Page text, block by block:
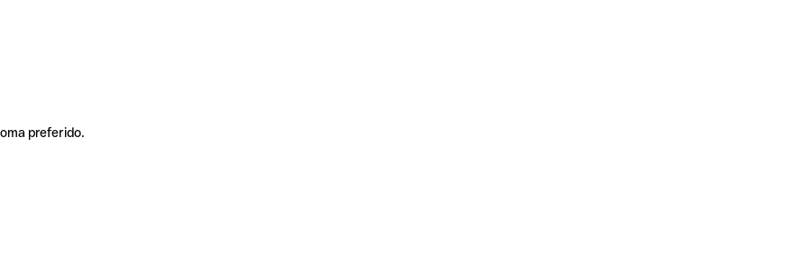
preferido.